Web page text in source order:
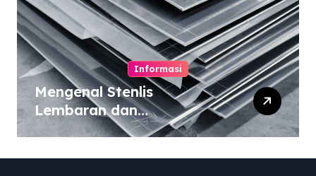
Informasi
Mengenal Stenlis
Lembaran dan
Komposisinya